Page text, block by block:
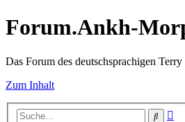
Forum.Ankh-
Das Forum des deutschsprachigen
Zum Inhalt
Suche